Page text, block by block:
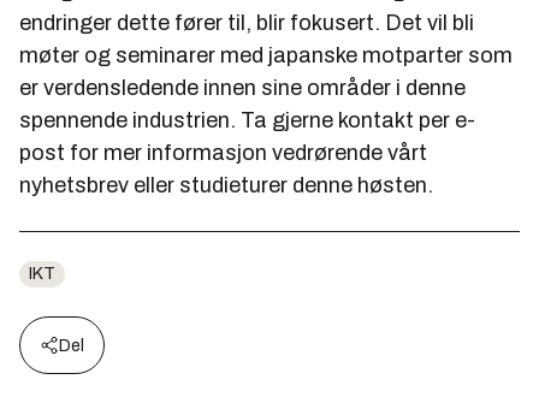
endringer dette fører til, blir fokusert. Det vil bli
møter og seminarer med japanske motparter som
er verdensledende innen sine områder i denne
spennende industrien. Ta gjerne kontakt per e-
post for mer informasjon vedrørende vårt
nyhetsbrev eller studieturer denne høsten.
IKT
Del